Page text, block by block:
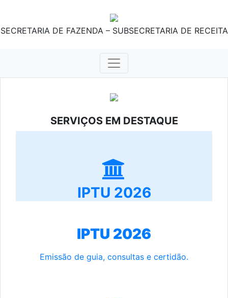
SECRETARIA DE FAZENDA – SUBSECRETARIA DE RECEITA
SERVIÇOS EM DESTAQUE
IPTU 2026
IPTU 2026
Emissão de guia, consultas e certidão.